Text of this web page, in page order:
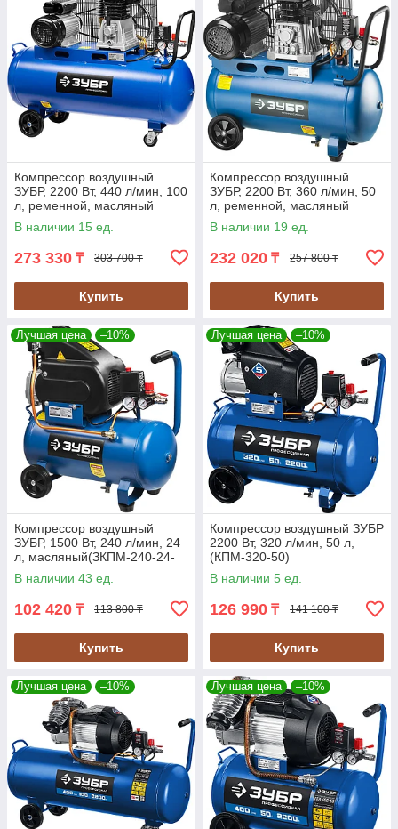
Компрессор воздушный
ЗУБР, 2200 Вт, 440 л/мин, 100
л, ременной, масляный
(ЗКПМ-440-100-Р-2.2)
В наличии 15 ед.
273 330 ₸ 303 700 ₸
Купить
Компрессор воздушный
ЗУБР, 2200 Вт, 360 л/мин, 50
л, ременной, масляный
(ЗКПМ-360-50-Р-2.2)
В наличии 19 ед.
232 020 ₸ 257 800 ₸
Купить
Лучшая цена –10%
Компрессор воздушный
ЗУБР, 1500 Вт, 240 л/мин, 24
л, масляный(ЗКПМ-240-24-
1.5)
В наличии 43 ед.
102 420 ₸ 113 800 ₸
Купить
Лучшая цена –10%
Компрессор воздушный ЗУБР
2200 Вт, 320 л/мин, 50 л,
(КПМ-320-50)
В наличии 5 ед.
126 990 ₸ 141 100 ₸
Купить
Лучшая цена –10% Лучшая цена –10%